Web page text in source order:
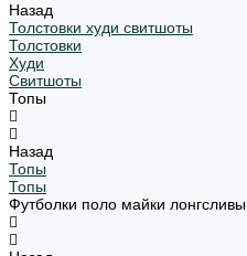
Назад
Толстовки худи свитшоты
Толстовки
Худи
Свитшоты
Топы
Назад
Топы
Топы
Футболки поло майки лонгсливы